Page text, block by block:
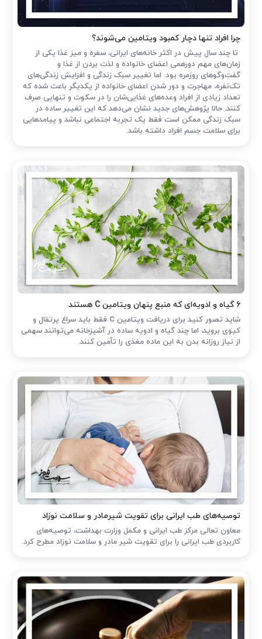
چرا افراد تنها دچار کمبود ویتامین می‌شوند؟
تا چند سال پیش در اکثر خانه‌های ایرانی، سفره و میز غذا یکی از
زمان‌های مهم دورهمی اعضای خانواده و لذت بردن از غذا و
گفت‌وگوهای روزمره بود. اما تغییر سبک زندگی و افزایش زندگی‌های
تک‌نفره، مهاجرت و دور شدن اعضای خانواده از یکدیگر باعث شده که
تعداد زیادی از افراد وعده‌های غذایی‌شان را در سکوت و تنهایی صرف
کنند. حالا پژوهش‌های جدید نشان می‌دهد که این تغییر ساده در
سبک زندگی ممکن است فقط یک تجربه اجتماعی نباشد و پیامدهایی
برای سلامت جسم افراد داشته باشد.
۶ گیاه و ادویه‌ای که منبع پنهان ویتامین C هستند
شاید تصور کنید برای دریافت ویتامین C فقط باید سراغ پرتقال و
کیوی بروید، اما چند گیاه و ادویه ساده در آشپزخانه می‌توانند سهمی
از نیاز روزانه بدن به این ماده مغذی را تأمین کنند.
توصیه‌های طب ایرانی برای تقویت شیرمادر و سلامت نوزاد
معاون تعالی مرکز طب ایرانی و مکمل وزارت بهداشت، توصیه‌های
کاربردی طب ایرانی را برای تقویت شیر مادر و سلامت نوزاد مطرح کرد.